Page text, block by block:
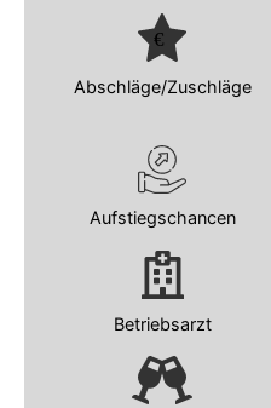
Abschläge/Zuschläge
Aufstiegschancen
Betriebsarzt